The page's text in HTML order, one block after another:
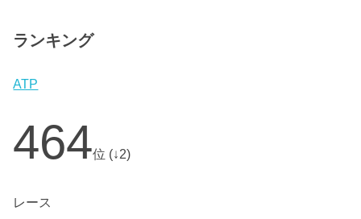
ランキング
ATP
464位 (↓2)
レース